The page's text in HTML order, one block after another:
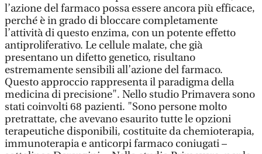
l’azione del farmaco possa essere ancora più efficace,
perché è in grado di bloccare completamente
l’attività di questo enzima, con un potente effetto
antiproliferativo. Le cellule malate, che già
presentano un difetto genetico, risultano
estremamente sensibili all’azione del farmaco.
Questo approccio rappresenta il paradigma della
medicina di precisione". Nello studio Primavera sono
stati coinvolti 68 pazienti. "Sono persone molto
pretrattate, che avevano esaurito tutte le opzioni
terapeutiche disponibili, costituite da chemioterapia,
immunoterapia e anticorpi farmaco coniugati –